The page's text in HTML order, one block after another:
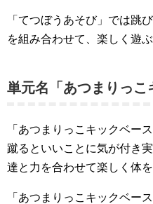
「てつぼうあそび」では跳
を組み合わせて、楽しく遊
単元名「あつまりっこ
「あつまりっこキックベー
蹴るといいことに気が付き
達と力を合わせて楽しく体
「あつまりっこキックベー